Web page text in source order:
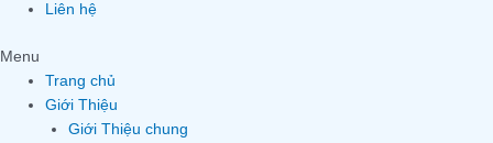
Liên hệ
Menu
Trang chủ
Giới Thiệu
Giới Thiệu chung